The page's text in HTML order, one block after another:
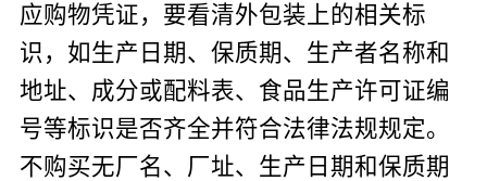
应购物凭证，要看清外包装上的相关标
识，如生产日期、保质期、生产者名称和
地址、成分或配料表、食品生产许可证编
号等标识是否齐全并符合法律法规规定。
不购买无厂名、厂址、生产日期和保质期